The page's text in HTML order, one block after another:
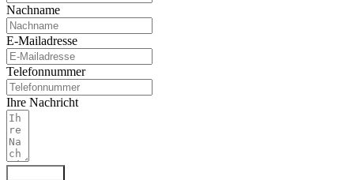
Nachname
E-Mailadresse
Telefonnummer
Ihre Nachricht